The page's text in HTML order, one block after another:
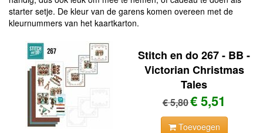
starter setje. De kleur van de garens komen overeen met de
kleurnummers van het kaartkarton.
Stitch en do 267 - BB -
Victorian Christmas
Tales
€ 5,80€ 5,51
Toevoegen